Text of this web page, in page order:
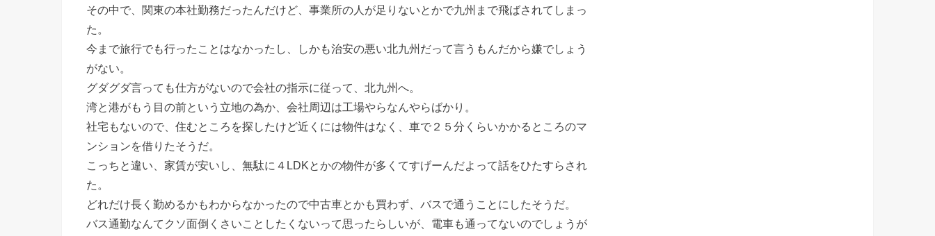
その中で、関東の本社勤務だったんだけど、事業所の人が足りないとかで九州まで飛ばされてしまっ
た。
今まで旅行でも行ったことはなかったし、しかも治安の悪い北九州だって言うもんだから嫌でしょう
がない。
グダグダ言っても仕方がないので会社の指示に従って、北九州へ。
湾と港がもう目の前という立地の為か、会社周辺は工場やらなんやらばかり。
社宅もないので、住むところを探したけど近くには物件はなく、車で２５分くらいかかるところのマ
ンションを借りたそうだ。
こっちと違い、家賃が安いし、無駄に４LDKとかの物件が多くてすげーんだよって話をひたすらされ
た。
どれだけ長く勤めるかもわからなかったので中古車とかも買わず、バスで通うことにしたそうだ。
バス通勤なんてクソ面倒くさいことしたくないって思ったらしいが、電車も通ってないのでしょうが